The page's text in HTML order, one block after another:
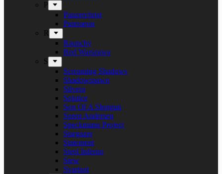
P
Panzerchrist
Puteraeon
R
Raunchy
Red Warszawa
S
Screaming Shadows
Shadowspawn
Silvera
Solstice
Son Of A Shotgun
Soren Andersen
Speckmann Project
Stargazer
Statement
Steel Inferno
Stew
Svartsot